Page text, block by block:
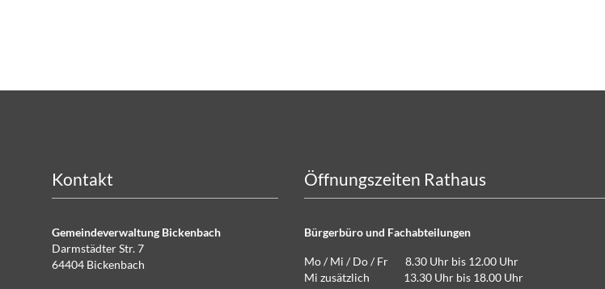
Kontakt
Gemeindeverwaltung Bickenbach
Darmstädter Str. 7
64404 Bickenbach
Öffnungszeiten Rathaus
Bürgerbüro und Fachabteilungen
Mo / Mi / Do / Fr 8.30 Uhr bis 12.00 Uhr
Mi zusätzlich 13.30 Uhr bis 18.00 Uhr